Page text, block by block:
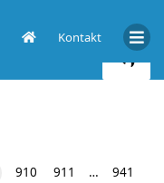
Kontakt
910 911 … 941